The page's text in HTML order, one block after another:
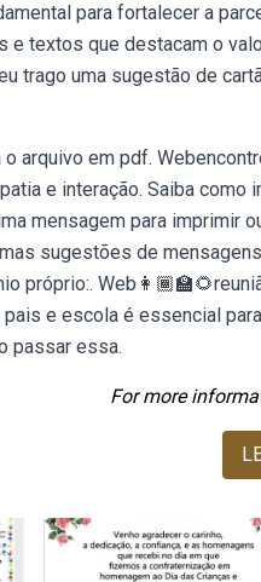
para fortalecer a
e textos que destacam o
trago uma sugestão de
arquivo em pdf.
e interação. Saiba
mensagem para imprimir
sugestões de
próprio:.
e escola é essencial
passar essa.
For more